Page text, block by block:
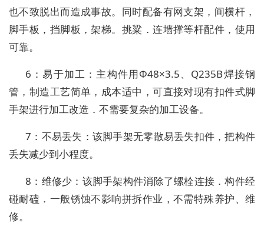
也不致脱出而造成事故。同时配备有网支架，间横杆，
脚手板，挡脚板，架梯。挑粱．连墙撑等杆配件，使用
可靠。
6：易于加工：主构件用Φ48×3.5、Q235B焊接钢
管，制造工艺简单，成本适中，可直接对现有扣件式脚
手架进行加工改造．不需要复杂的加工设备。
7：不易丢失：该脚手架无零散易丢失扣件，把构件
丢失减少到小程度。
8：维修少：该脚手架构件消除了螺栓连接．构件经
碰耐磕．一般锈蚀不影响拼拆作业，不需特殊养护、维
修。